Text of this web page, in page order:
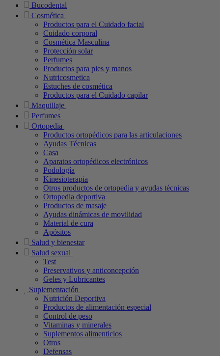
Bucodental
Cosmética
Productos para el Cuidado facial
Cuidado corporal
Cosmética Masculina
Protección solar
Perfumes
Productos para pies y manos
Nutricosmetica
Estuches de cosmética
Productos para el Cuidado capilar
Maquillaje
Perfumes
Ortopedia
Productos ortopédicos para las articulaciones
Ayudas Técnicas
Casa
Aparatos ortopédicos electrónicos
Podología
Kinesioterapia
Otros productos de ortopedia y ayudas técnicas
Ortopedia deportiva
Productos de masaje
Ayudas dinámicas de movilidad
Material de cura
Apósitos
Salud y bienestar
Salud sexual
Test
Preservativos y anticoncepción
Geles y Lubricantes
Suplementación
Nutrición Deportiva
Productos de alimentación especial
Control de peso
Vitaminas y minerales
Suplementos alimenticios
Otros
Defensas